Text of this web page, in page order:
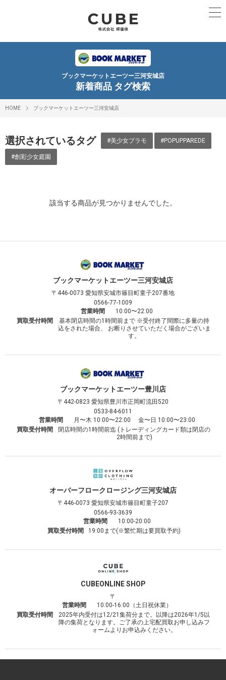
ブックマーケットエーツー三河安城店
新着商品 タグ検索
HOME ブックマーケットエーツー三河安城店
選択されているタグ #美少女プラモ #POPUPPAREDE
#創彩少女庭園
該当する商品が見つかりませんでした。
ブックマーケットエーツー三河安城店
〒446-0073 愛知県安城市篠目町童子207番地
0566-77-1009
営業時間
10:00〜22:00
買取受付時間
基本閉店時間の1時間前まで ※受付終了間際に多量の持
込をされた場合、 お断りさせていただく場合がございま
す。
ブックマーケットエーツー豊川店
〒442-0823 愛知県豊川市正岡町流田520
0533-84-6011
営業時間
月〜木 10:00〜22:00 金〜日 10:00〜23:00
買取受付時間
閉店時間の1時間前迄 (トレーディングカード類は閉店の
2時間前まで)
オーバーフロークロージング三河安城店
〒446-0073 愛知県安城市篠目町童子207
0566-93-3639
営業時間
10:00-20:00
買取受付時間
19:00まで(※繁忙期は要買取予約)
CUBEONLINE SHOP
〒
営業時間
10:00-16:00（土日祝休業）
買取受付時間
2025年内受付は12/21集荷分まで。以降は2026年1/5以
降の集荷となります。ご了承の上宅配買取お申し込みフ
ォームよりお申込みください。